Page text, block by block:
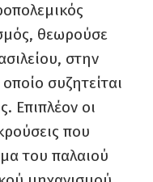
θεωρούσε
στην
συζητείται
Επιπλέον οι
που
του παλαιού